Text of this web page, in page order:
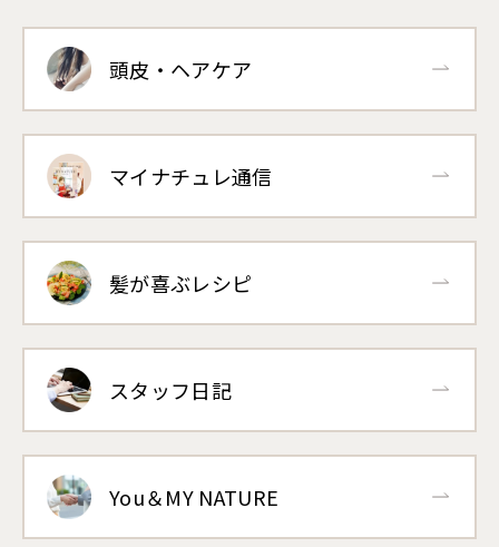
頭皮・ヘアケア
マイナチュレ通信
髪が喜ぶレシピ
スタッフ日記
You＆MY NATURE